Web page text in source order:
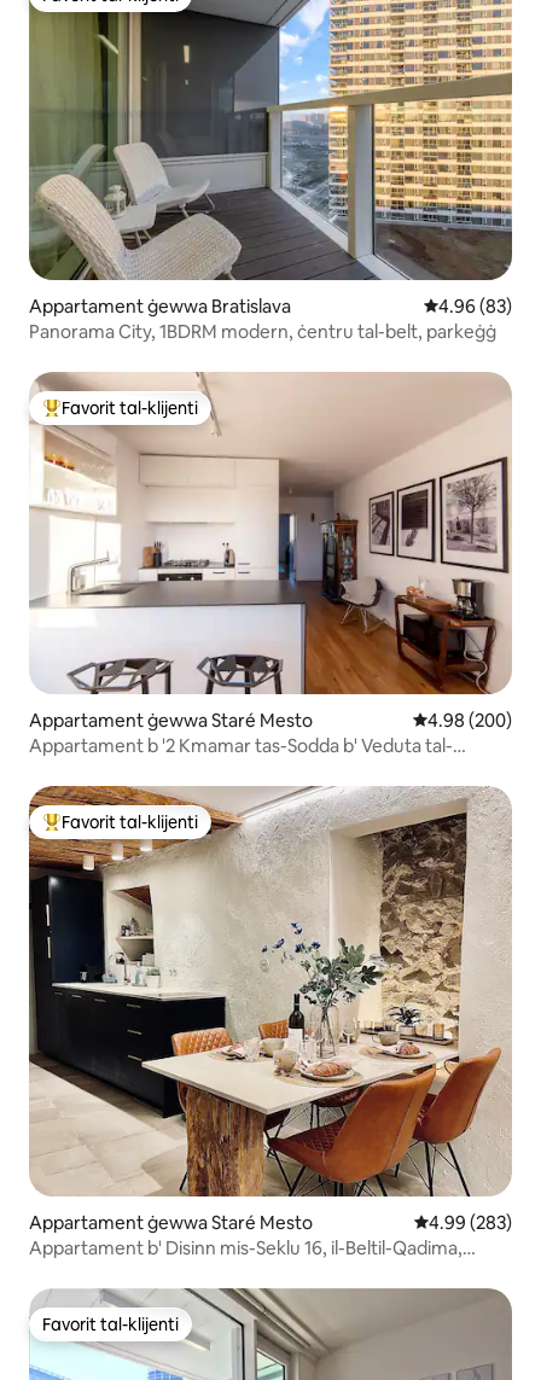
Favorit tal-klijenti
Appartament ġewwa Bratislava Rating medju
4.96 (83)
Panorama City, 1BDRM modern, ċentru tal-belt, parkeġġ
Wieħed mill-aqwa favoriti tal-klijenti
Favorit tal-klijenti
Appartament ġewwa Staré Mesto Rating medju
4.98 (200)
Appartament b '2 Kmamar tas-Sodda b' Veduta tal-
Wieħed mill-aqwa favoriti tal-klijenti
Favorit tal-klijenti
Appartament ġewwa Staré Mesto Rating medju
4.99 (283)
Appartament b' Disinn mis-Seklu 16, il-Beltil-Qadima,
Favorit tal-klijenti
Favorit tal-klijenti